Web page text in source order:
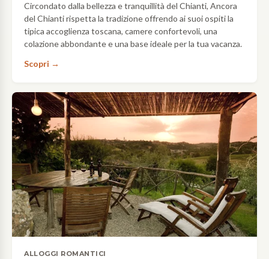
Circondato dalla bellezza e tranquillità del Chianti, Ancora
del Chianti rispetta la tradizione offrendo ai suoi ospiti la
tipica accoglienza toscana, camere confortevoli, una
colazione abbondante e una base ideale per la tua vacanza.
Scopri →
ALLOGGI ROMANTICI